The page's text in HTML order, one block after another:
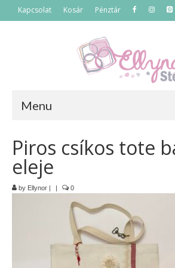
Kapcsolat Kosár Pénztár
Menu
Termékek
Szettek
Akciós termékek
Táskák
Neszeszerek
Piros csíkos tote
eleje
by Ellynor | | 0